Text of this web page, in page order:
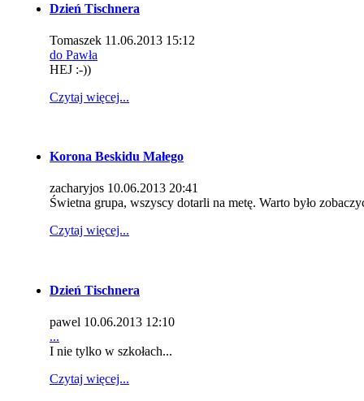
Dzień Tischnera
Tomaszek 11.06.2013 15:12
do Pawła
HEJ :-))
Czytaj więcej...
Korona Beskidu Małego
zacharyjos 10.06.2013 20:41
Świetna grupa, wszyscy dotarli na metę. Warto było
Czytaj więcej...
Dzień Tischnera
pawel 10.06.2013 12:10
...
I nie tylko w szkołach...
Czytaj więcej...